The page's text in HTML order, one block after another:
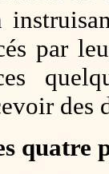
par
des
quatre